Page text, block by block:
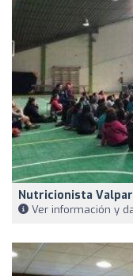
Nutricionista
Ver información y